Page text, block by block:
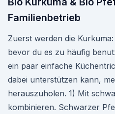
Familienbetrieb
Zuerst werden die
bevor du es zu häufig
ein paar einfache
dabei unterstützen kann,
herauszuholen. 1) Mit
kombinieren. Schwarzer